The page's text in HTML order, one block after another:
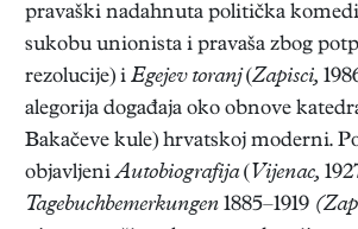
pravaški nadahnuta politička
sukobu unionista i pravaša zbog
rezolucije) i Egejev toranj(Zapisci,
alegorija događaja oko obnove
Bakačeve kule) hrvatskoj moderni.
objavljeniAutobiografija( Vijenac,
Tagebuchbemerkungen 1885–1919